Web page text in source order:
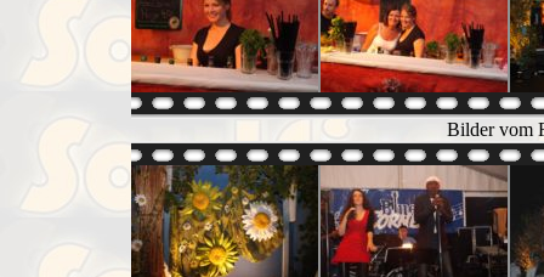
Bilder vom